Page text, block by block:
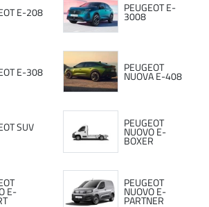
E-208 PEUGEOT E-
3008
E-308 PEUGEOT
NUOVA E-408
SUV PEUGEOT
NUOVO E-
BOXER
E-
PEUGEOT
NUOVO E-
PARTNER